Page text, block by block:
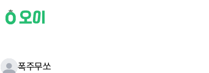
폭주무쏘